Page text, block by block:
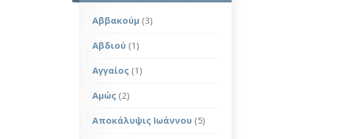
Αββακούμ (3)
Αβδιού (1)
Αγγαίος (1)
Αμώς (2)
Αποκάλυψις Ιωάννου (5)